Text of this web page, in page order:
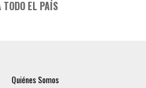
TODO EL PAÍS
Quiénes Somos